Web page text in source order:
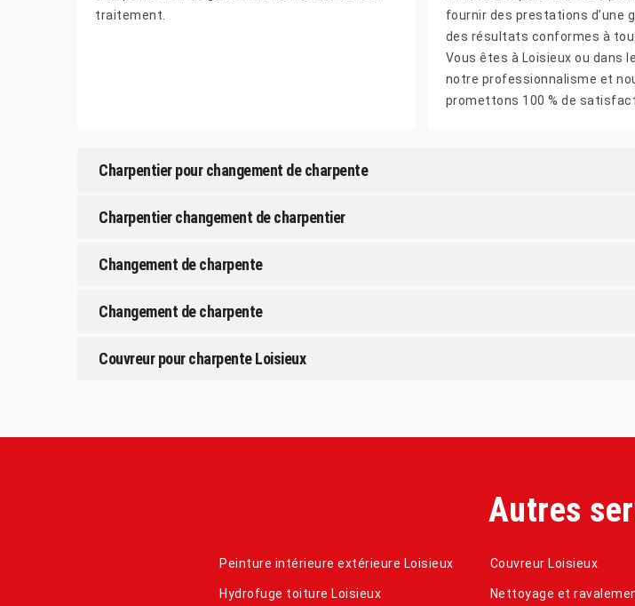
traitement.
fournir des prestations d’une
des résultats conformes à
Vous êtes à Loisieux ou dans
notre professionnalisme et
promettons 100 % de
Charpentier pour changement de charpente
Charpentier changement de charpentier
Changement de charpente
Changement de charpente
Couvreur pour charpente Loisieux
Autres
Peinture intérieure extérieure Loisieux
Hydrofuge toiture Loisieux
Couvreur Loisieux
Nettoyage et